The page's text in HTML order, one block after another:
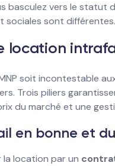
basculez vers le statut
sociales sont différentes.
location
soit incontestable
Trois piliers
du marché et une
en bonne et
location par un